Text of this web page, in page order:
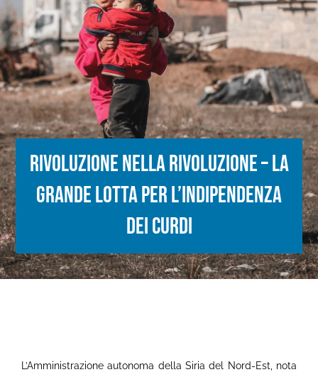
Rivoluzione nella rivoluzione – La
grande lotta per l’indipendenza
dei curdi
L’Amministrazione autonoma della Siria del Nord-Est,
nota